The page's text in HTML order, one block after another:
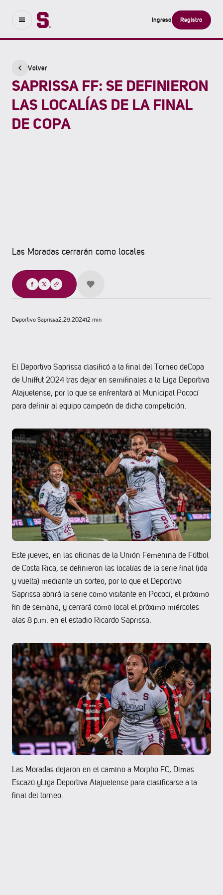
Ingreso Registro
Volver
SAPRISSA FF: SE DEFINIERON
LAS LOCALÍAS DE LA FINAL
DE COPA
Las Moradas cerrarán como locales
Compartir
Deportivo Saprissa2.29.202412 min
El Deportivo Saprissa clasificó a la final del Torneo deCopa
de Uniffut 2024 tras dejar en semifinales a la Liga Deportiva
Alajuelense, por lo que se enfrentará al Municipal Pococí
para definir al equipo campeón de dicha competición.
Este jueves, en las oficinas de la Unión Femenina de Fútbol
de Costa Rica, se definieron las localías de la serie final (ida
y vuelta) mediante un sorteo, por lo que el Deportivo
Saprissa abrirá la serie como visitante en Pococí, el próximo
fin de semana, y cerrará como local el próximo miércoles
alas 8 p.m. en el estadio Ricardo Saprissa.
Las Moradas dejaron en el camino a Morpho FC, Dimas
Escazú yLiga Deportiva Alajuelense para clasificarse a la
final del torneo.